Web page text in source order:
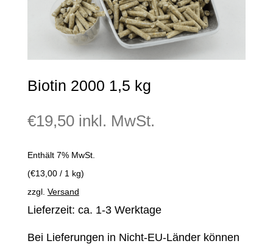
Biotin 2000 1,5 kg
€19,50 inkl. MwSt.
Enthält 7% MwSt.
(€13,00/ 1 kg)
zzgl. Versand
Lieferzeit: ca. 1-3 Werktage
Bei Lieferungen in Nicht-EU-Länder können